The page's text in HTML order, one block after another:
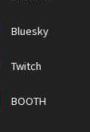
Bluesky
Twitch
BOOTH